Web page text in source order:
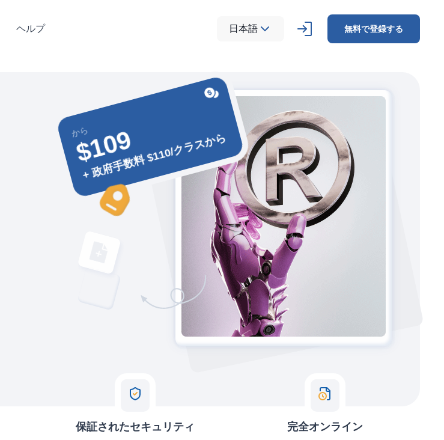
ヘルプ 日本語 無料で登録する
から
$109
+ 政府手数料 $110/クラスから
保証されたセキュリティ 完全オンライン